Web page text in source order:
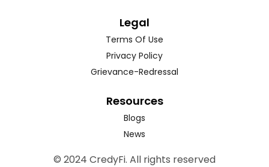
Legal
Terms Of Use
Privacy Policy
Grievance-Redressal
Resources
Blogs
News
© 2024 CredyFi. All rights reserved